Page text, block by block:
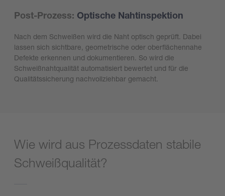
Post-Prozess: Optische Nahtinspektion
Nach dem Schweißen wird die Naht optisch geprüft. Dabei
lassen sich sichtbare, geometrische oder oberflächennahe
Defekte erkennen und dokumentieren. So wird die
Schweißnahtqualität automatisiert bewertet und für die
Qualitätssicherung nachvollziehbar gemacht.
Wie wird aus Prozessdaten stabile
Schweißqualität?